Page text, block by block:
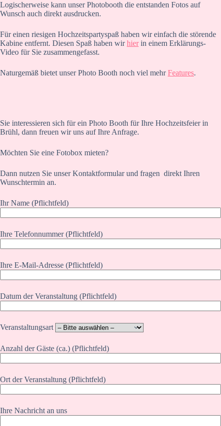
Logischerweise kann unser Photobooth die entstanden Fotos auf
Wunsch auch direkt ausdrucken.
Für einen riesigen Hochzeitspartyspaß haben wir einfach die störende
Kabine entfernt. Diesen Spaß haben wirhierin einem Erklärungs-
Video für Sie zusammengefasst.
Naturgemäß bietet unser Photo Booth noch viel mehrFeatures.
Sie interessieren sich für ein Photo Booth für Ihre Hochzeitsfeier in
Brühl, dann freuen wir uns auf Ihre Anfrage.
Möchten Sie eine Fotobox mieten?
Dann nutzen Sie unser Kontaktformular und fragen direkt Ihren
Wunschtermin an.
Ihr Name (Pflichtfeld)
Ihre Telefonnummer (Pflichtfeld)
Ihre E-Mail-Adresse (Pflichtfeld)
Datum der Veranstaltung (Pflichtfeld)
Veranstaltungsart
Anzahl der Gäste (ca.) (Pflichtfeld)
Ort der Veranstaltung (Pflichtfeld)
Ihre Nachricht an uns